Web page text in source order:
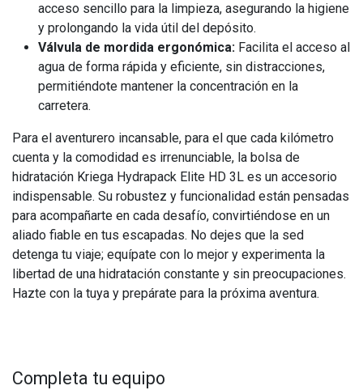
acceso sencillo para la limpieza, asegurando la higiene
y prolongando la vida útil del depósito.
Válvula de mordida ergonómica: Facilita el acceso al
agua de forma rápida y eficiente, sin distracciones,
permitiéndote mantener la concentración en la
carretera.
Para el aventurero incansable, para el que cada kilómetro
cuenta y la comodidad es irrenunciable, la bolsa de
hidratación Kriega Hydrapack Elite HD 3L es un accesorio
indispensable. Su robustez y funcionalidad están pensadas
para acompañarte en cada desafío, convirtiéndose en un
aliado fiable en tus escapadas. No dejes que la sed
detenga tu viaje; equípate con lo mejor y experimenta la
libertad de una hidratación constante y sin preocupaciones.
Hazte con la tuya y prepárate para la próxima aventura.
Completa tu equipo